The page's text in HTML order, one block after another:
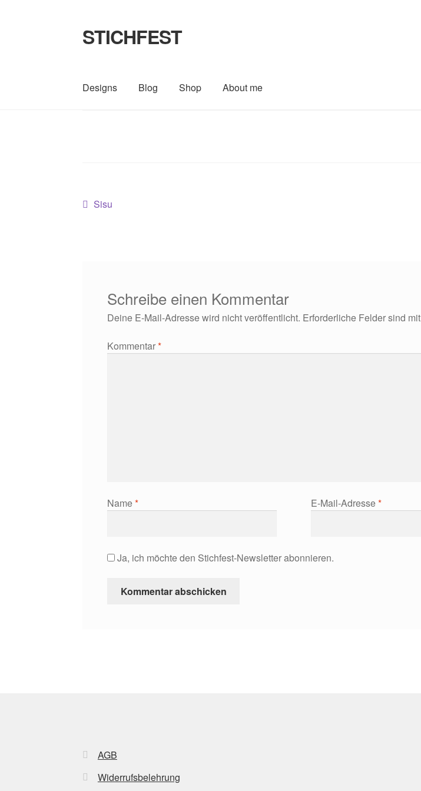
Zur
Navigation
Zum
Inhalt
STICHFEST
Designs Blog Shop About me
Beitragsnavigation
Vorheriger
Sisu
Schreibe einen Kommentar
Deine E-Mail-Adresse wird nicht veröffentlicht. Erforderliche Felder sind mit
Kommentar*
Name* E-Mail-Adresse*
Ja, ich möchte den Stichfest-Newsletter abonnieren.
AGB
Widerrufsbelehrung